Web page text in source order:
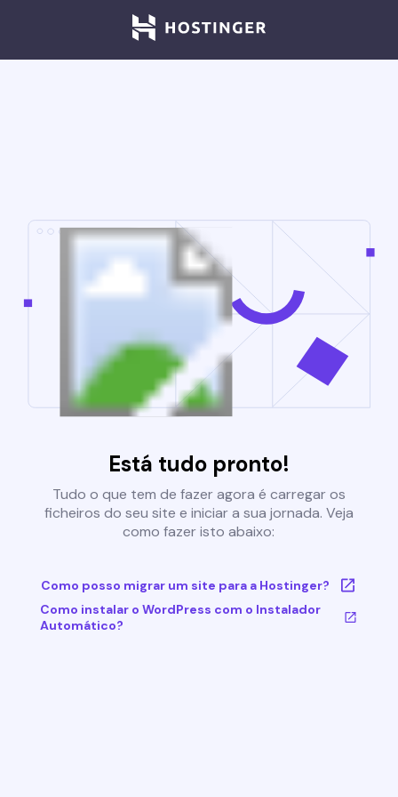
Está tudo pronto!
Tudo o que tem de fazer agora é carregar os
ficheiros do seu site e iniciar a sua jornada. Veja
como fazer isto abaixo:
Como posso migrar um site para a Hostinger?
Como instalar o WordPress com o Instalador
Automático?